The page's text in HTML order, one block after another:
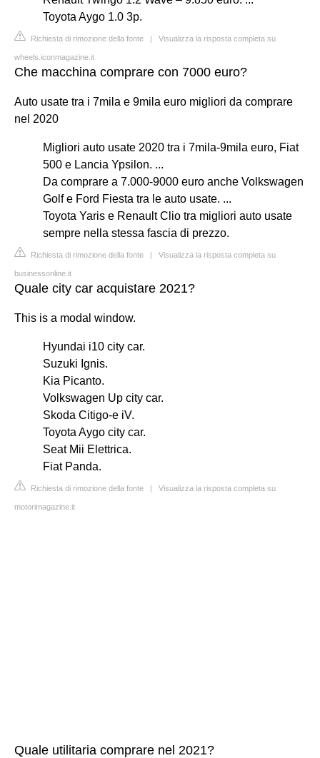
Toyota Aygo 1.0 3p.
Richiesta di rimozione della fonte | Visualizza la risposta completa su
wheels.iconmagazine.it
Che macchina comprare con 7000 euro?
Auto usate tra i 7mila e 9mila euro migliori da comprare
nel 2020
Migliori auto usate 2020 tra i 7mila-9mila euro, Fiat
500 e Lancia Ypsilon. ...
Da comprare a 7.000-9000 euro anche Volkswagen
Golf e Ford Fiesta tra le auto usate. ...
Toyota Yaris e Renault Clio tra migliori auto usate
sempre nella stessa fascia di prezzo.
Richiesta di rimozione della fonte | Visualizza la risposta completa su
businessonline.it
Quale city car acquistare 2021?
This is a modal window.
Hyundai i10 city car.
Suzuki Ignis.
Kia Picanto.
Volkswagen Up city car.
Skoda Citigo-e iV.
Toyota Aygo city car.
Seat Mii Elettrica.
Fiat Panda.
Richiesta di rimozione della fonte | Visualizza la risposta completa su
motorimagazine.it
Quale utilitaria comprare nel 2021?